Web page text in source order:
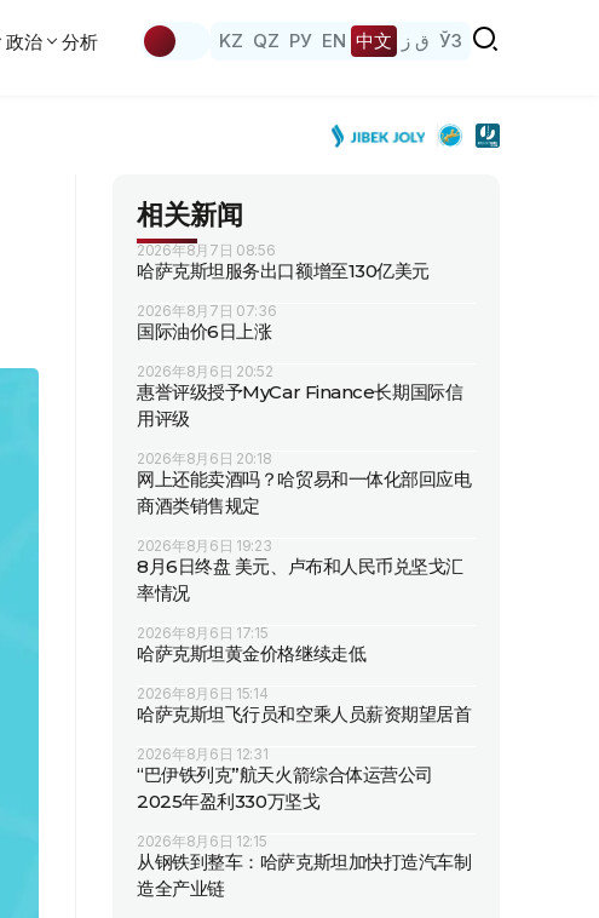
政治 分析 KZ QZ РУ EN 中文 ق ز ЎЗ
相关新闻
2026年8月7日 08:56
哈萨克斯坦服务出口额增至130亿美元
2026年8月7日 07:36
国际油价6日上涨
2026年8月6日 20:52
惠誉评级授予MyCar Finance长期国际信
用评级
2026年8月6日 20:18
网上还能卖酒吗？哈贸易和一体化部回应电
商酒类销售规定
2026年8月6日 19:23
8月6日终盘 美元、卢布和人民币兑坚戈汇
率情况
2026年8月6日 17:15
哈萨克斯坦黄金价格继续走低
2026年8月6日 15:14
哈萨克斯坦飞行员和空乘人员薪资期望居首
2026年8月6日 12:31
“巴伊铁列克”航天火箭综合体运营公司
2025年盈利330万坚戈
2026年8月6日 12:15
从钢铁到整车：哈萨克斯坦加快打造汽车制
造全产业链